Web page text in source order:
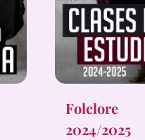
Folclore
2024/2025